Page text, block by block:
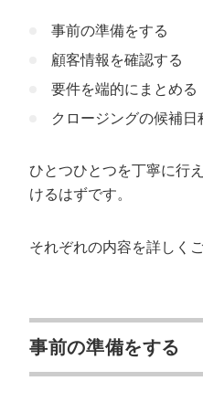
事前の準備をする
顧客情報を確認する
要件を端的にまとめる
クロージングの候補日
ひとつひとつを丁寧に行
けるはずです。
それぞれの内容を詳しく
事前の準備をする